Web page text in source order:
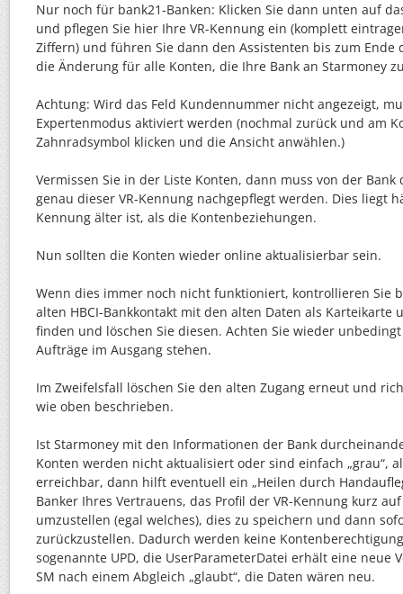
Nur noch für bank21-Banken: Klicken Sie dann unten auf
und pflegen Sie hier Ihre VR-Kennung ein (komplett
Ziffern) und führen Sie dann den Assistenten bis zum Ende
die Änderung für alle Konten, die Ihre Bank an Starmoney
Achtung: Wird das Feld Kundennummer nicht angezeigt,
Expertenmodus aktiviert werden (nochmal zurück und am
Zahnradsymbol klicken und die Ansicht anwählen.)
Vermissen Sie in der Liste Konten, dann muss von der
genau dieser VR-Kennung nachgepflegt werden. Dies liegt
Kennung älter ist, als die Kontenbeziehungen.
Nun sollten die Konten wieder online aktualisierbar sein.
Wenn dies immer noch nicht funktioniert, kontrollieren Sie
alten HBCI-Bankkontakt mit den alten Daten als Karteikarte
finden und löschen Sie diesen. Achten Sie wieder
Aufträge im Ausgang stehen.
Im Zweifelsfall löschen Sie den alten Zugang erneut und
wie oben beschrieben.
Ist Starmoney mit den Informationen der Bank
Konten werden nicht aktualisiert oder sind einfach „grau“,
erreichbar, dann hilft eventuell ein „Heilen durch
Banker Ihres Vertrauens, das Profil der VR-Kennung kurz
umzustellen (egal welches), dies zu speichern und dann
zurückzustellen. Dadurch werden keine
sogenannte UPD, die UserParameterDatei erhält eine neue
SM nach einem Abgleich „glaubt“, die Daten wären neu.